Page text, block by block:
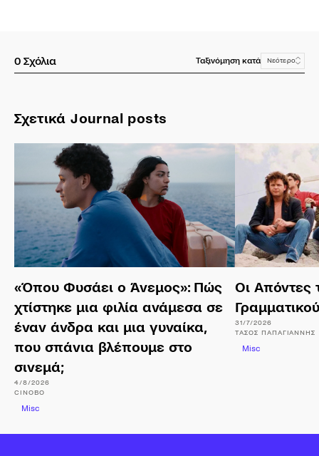
0 Σχόλια Ταξινόμηση κατά Νεότερο
Σχετικά Journal posts
«Όπου Φυσάει ο Άνεμος»: Πώς
χτίστηκε μια φιλία ανάμεσα σε
έναν άνδρα και μια γυναίκα,
που σπάνια βλέπουμε στο
σινεμά;
4/8/2026
CINOBO
Misc
Οι Απόντες
31/7/2026
ΤΆΣΟΣ ΠΑΠΑΓΙΆΝΝΗΣ
Misc